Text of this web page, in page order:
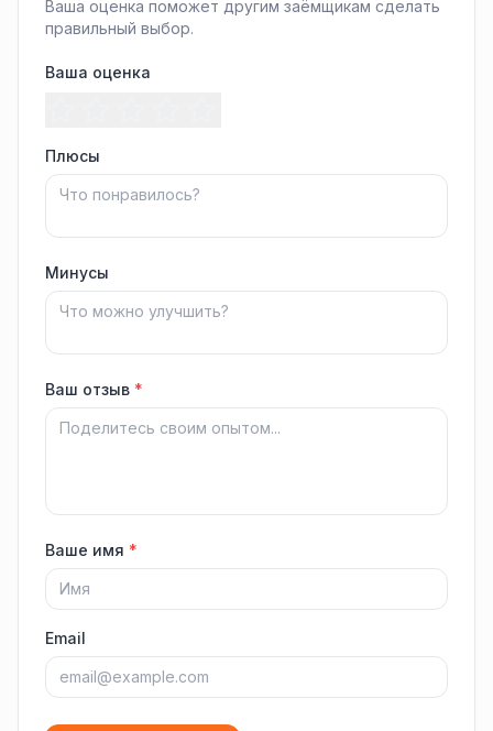
Ваша оценка поможет другим заёмщикам сделать
правильный выбор.
Ваша оценка
Плюсы
Минусы
Ваш отзыв *
Ваше имя *
Email